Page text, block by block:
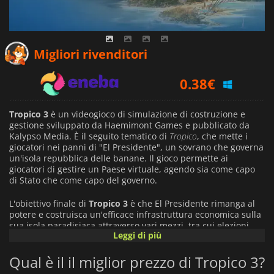
Migliori rivenditori
0.38€
0.99€
Tropico 3 è un videogioco di simulazione di costruzione e
gestione sviluppato da Haemimont Games e pubblicato da
Kalypso Media. È il seguito tematico di Tropico, che mette i
giocatori nei panni di "El Presidente", un sovrano che governa
un'isola repubblica delle banane. Il gioco permette ai
giocatori di gestire un Paese virtuale, agendo sia come capo
di Stato che come capo del governo.
L'obiettivo finale di Tropico 3 è che El Presidente rimanga al
potere e costruisca un'efficace infrastruttura economica sulla
sua isola paradisiaca attraverso vari mezzi, tra cui elezioni
legali ogni sei anni, voti truccati o il mantenimento del
possono scegliere tra venti diversi tipi di cittadini, come
contadini, lavoratori industriali e professionisti, che devono
Leggi di più
Qual è il il miglior prezzo di Tropico 3?